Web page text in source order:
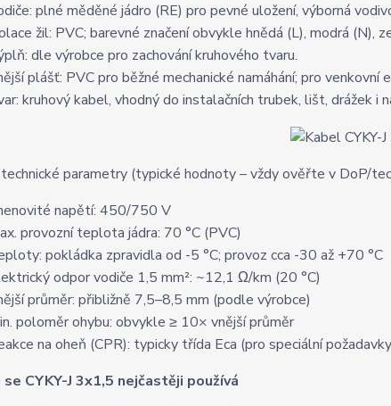
plné měděné jádro (RE) pro pevné uložení, výborná
žil: PVC; barevné značení obvykle hnědá (L), modrá (N),
dle výrobce pro zachování kruhového tvaru.
plášť: PVC pro běžné mechanické namáhání; pro
kruhový kabel, vhodný do instalačních trubek, lišt, drážek i
parametry (typické hodnoty – vždy ověřte v DoP/
napětí: 450/750 V
provozní teplota jádra: 70 °C (PVC)
pokládka zpravidla od -5 °C; provoz cca -30 až +70 °C
odpor vodiče 1,5 mm²: ~12,1 Ω/km (20 °C)
průměr: přibližně 7,5–8,5 mm (podle výrobce)
poloměr ohybu: obvykle ≥ 10× vnější průměr
na oheň (CPR): typicky třída Eca (pro speciální
se CYKY-J 3x1,5 nejčastěji používá